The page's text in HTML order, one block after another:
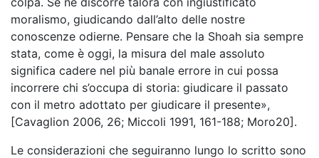
moralismo, giudicando dall’alto delle nostre
conoscenze odierne. Pensare che la Shoah sia sempre
stata, come è oggi, la misura del male assoluto
significa cadere nel più banale errore in cui possa
incorrere chi s’occupa di storia: giudicare il passato
con il metro adottato per giudicare il presente»,
[Cavaglion 2006, 26; Miccoli 1991, 161-188; Moro20].
Le considerazioni che seguiranno lungo lo scritto sono